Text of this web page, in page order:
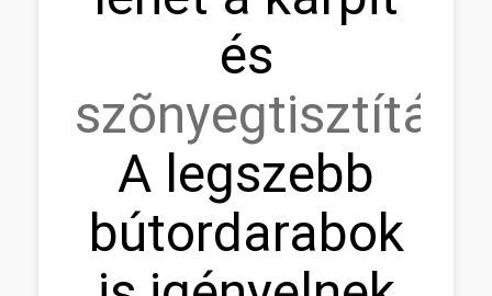
és
szõnyegtisztítás.
A legszebb
bútordarabok